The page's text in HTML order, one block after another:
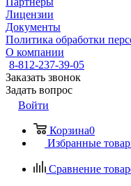
Лицензии
Документы
Политика обработки
О компании
8-812-237-39-05
Заказать звонок
Задать вопрос
Войти
Корзина0
Избранные
Сравнение